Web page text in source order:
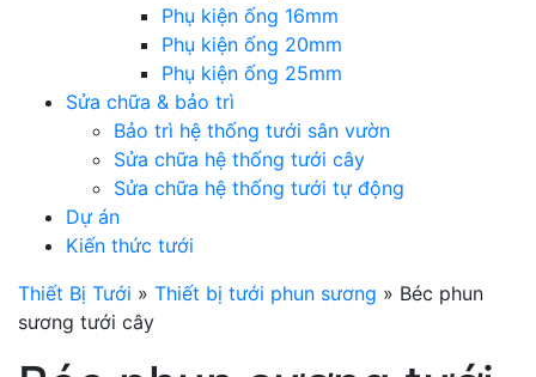
Phụ kiện ống 16mm
Phụ kiện ống 20mm
Phụ kiện ống 25mm
Sửa chữa & bảo trì
Bảo trì hệ thống tưới sân vườn
Sửa chữa hệ thống tưới cây
Sửa chữa hệ thống tưới tự động
Dự án
Kiến thức tưới
Thiết Bị Tưới » Thiết bị tưới phun sương » Béc phun
sương tưới cây